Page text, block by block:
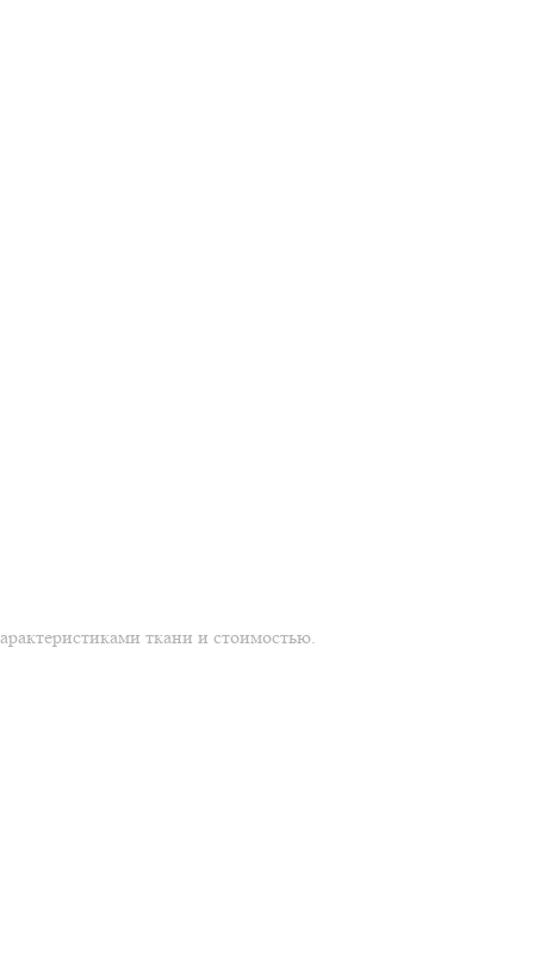
ткани и стоимостью.